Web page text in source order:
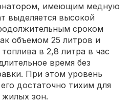
имеющим медную
выделяется высокой
сроком
объемом 25 литров и
в 2,8 литра в час
время без
При этом уровень
достаточно тихим для
жилых зон.